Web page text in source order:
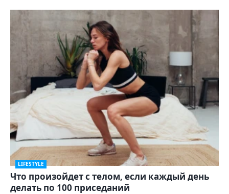
LIFESTYLE
Что произойдет с телом, если каждый день
делать по 100 приседаний